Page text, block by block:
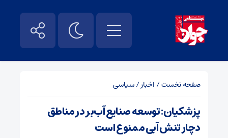
صفحه نخست/ اخبار/سیاسی
پزشکیان: توسعه صنایع آب‌بر در مناطق
دچار تنش آبی ممنوع است